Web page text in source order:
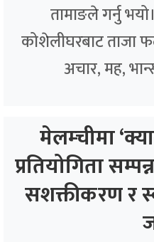
तामाङले गर्नु
कोशेलीघरबाट ताजा
अचार, मह,
मेलम्चीमा
प्रतियोगिता
सशक्तीकरण र